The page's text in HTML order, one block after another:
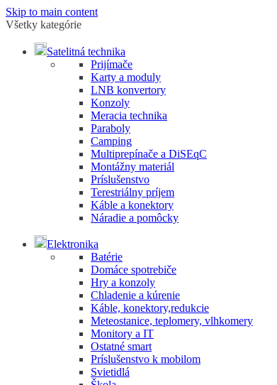
Skip to main content
Všetky kategórie
Satelitná technika
Prijímače
Karty a moduly
LNB konvertory
Konzoly
Meracia technika
Paraboly
Camping
Multiprepínače a DiSEqC
Montážny materiál
Príslušenstvo
Terestriálny príjem
Káble a konektory
Náradie a pomôcky
Elektronika
Batérie
Domáce spotrebiče
Hry a konzoly
Chladenie a kúrenie
Káble, konektory,redukcie
Meteostanice, teplomery, vlhkomery
Monitory a IT
Ostatné smart
Príslušenstvo k mobilom
Svietidlá